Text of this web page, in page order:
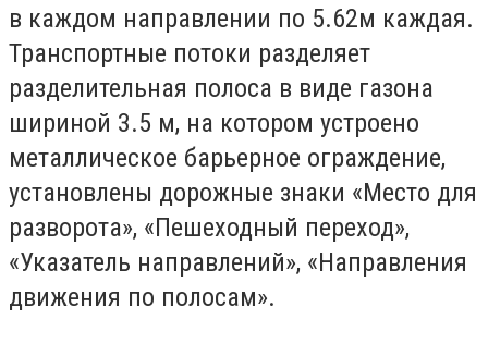
в каждом направлении по 5.62м каждая.
Транспортные потоки разделяет
разделительная полоса в виде газона
шириной 3.5 м, на котором устроено
металлическое барьерное ограждение,
установлены дорожные знаки «Место для
разворота», «Пешеходный переход»,
«Указатель направлений», «Направления
движения по полосам».